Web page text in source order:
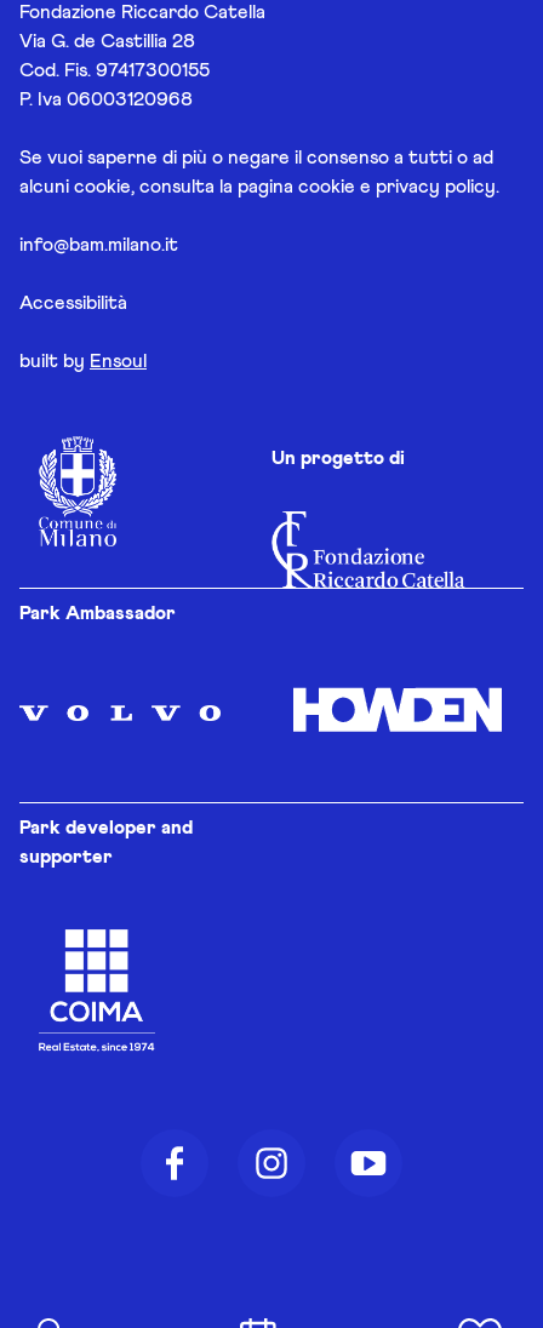
Fondazione Riccardo Catella
Via G. de Castillia 28
Cod. Fis. 97417300155
P. Iva 06003120968
Se vuoi saperne di più o negare il consenso a tutti o ad
alcuni cookie, consulta la pagina cookie e privacy policy.
info@bam.milano.it
Accessibilità
built by Ensoul
Un progetto di
Park Ambassador
Park developer and
supporter